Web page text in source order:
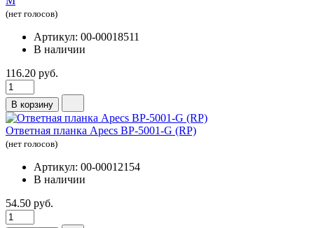
(нет голосов)
Артикул: 00-00018511
В наличии
116.20 руб.
В корзину
Ответная планка Apecs BP-5001-G (RP)
(нет голосов)
Артикул: 00-00012154
В наличии
54.50 руб.